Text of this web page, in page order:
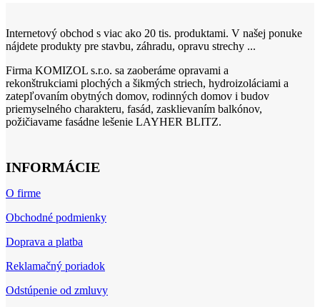
Internetový obchod s viac ako 20 tis. produktami. V našej ponuke
nájdete produkty pre stavbu, záhradu, opravu strechy ...
Firma KOMIZOL s.r.o. sa zaoberáme opravami a
rekonštrukciami plochých a šikmých striech, hydroizoláciami a
zatepľovaním obytných domov, rodinných domov i budov
priemyselného charakteru, fasád, zasklievaním balkónov,
požičiavame fasádne lešenie LAYHER BLITZ.
INFORMÁCIE
O firme
Obchodné podmienky
Doprava a platba
Reklamačný poriadok
Odstúpenie od zmluvy